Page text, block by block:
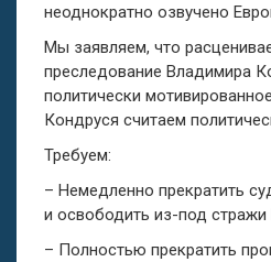
неоднократно озвучено
Мы заявляем, что
преследование Владимира
политически
Кондруся считаем
Требуем:
– Немедленно прекратить
и освободить из-под
– Полностью прекратить